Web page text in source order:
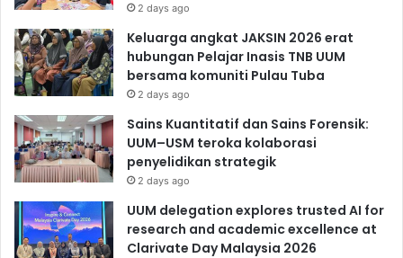
2 days ago
Keluarga angkat JAKSIN 2026 erat
hubungan Pelajar Inasis TNB UUM
bersama komuniti Pulau Tuba
2 days ago
Sains Kuantitatif dan Sains Forensik:
UUM–USM teroka kolaborasi
penyelidikan strategik
2 days ago
UUM delegation explores trusted AI for
research and academic excellence at
Clarivate Day Malaysia 2026